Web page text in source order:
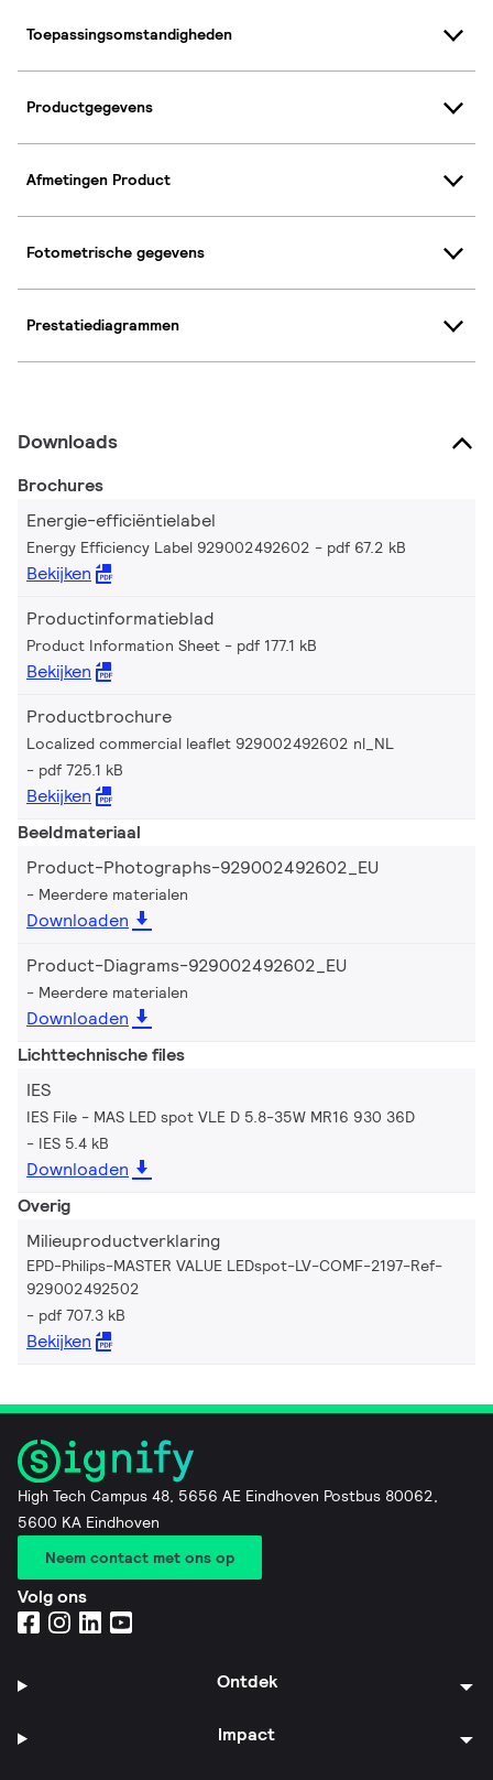
Toepassingsomstandigheden
Productgegevens
Afmetingen Product
Fotometrische gegevens
Prestatiediagrammen
Downloads
Brochures
Energie-efficiëntielabel
Energy Efficiency Label 929002492602 pdf 67.2 kB
Bekijken
Productinformatieblad
Product Information Sheet pdf 177.1 kB
Bekijken
Productbrochure
Localized commercial leaflet 929002492602 nl_NL
pdf 725.1 kB
Bekijken
Beeldmateriaal
Product-Photographs-929002492602_EU
Meerdere materialen
Downloaden
Product-Diagrams-929002492602_EU
Meerdere materialen
Downloaden
Lichttechnische files
IES
IES File - MAS LED spot VLE D 5.8-35W MR16 930 36D
IES 5.4 kB
Downloaden
Overig
Milieuproductverklaring
EPD-Philips-MASTER VALUE LEDspot-LV-COMF-2197-Ref-
929002492502
pdf 707.3 kB
Bekijken
High Tech Campus 48, 5656 AE Eindhoven Postbus 80062,
5600 KA Eindhoven
Neem contact met ons op
Volg ons
Ontdek
Impact